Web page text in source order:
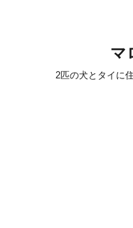
マ
2匹の犬とタイに